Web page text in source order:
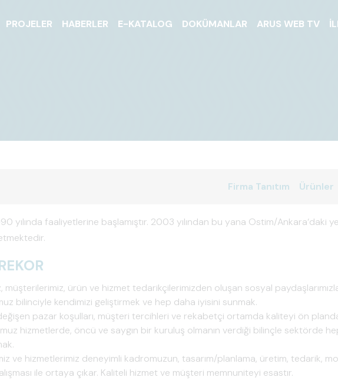
PROJELER HABERLER E-KATALOG DOKÜMANLAR ARUS WEB TV
Firma Tanıtım Ürünler
yılında faaliyetlerine başlamıştır. 2003 yılından bu yana Ostim/Ankara‘daki
müşterilerimiz, ürün ve hizmet tedarikçilerimizden oluşan sosyal
bilinciyle kendimizi geliştirmek ve hep daha iyisini sunmak.
değişen pazar koşulları, müşteri tercihleri ve rekabetçi ortamda kaliteyi ön
hizmetlerde, öncü ve saygın bir kuruluş olmanın verdiği bilinçle sektörde
ve hizmetlerimiz deneyimli kadromuzun, tasarım/planlama, üretim, tedarik,
ile ortaya çıkar. Kaliteli hizmet ve müşteri memnuniteyi esastır.